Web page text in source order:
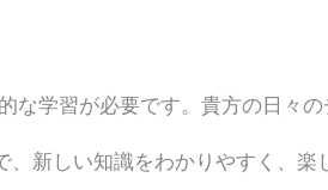
学習が必要です。貴方の日々
新しい知識をわかりやすく、楽